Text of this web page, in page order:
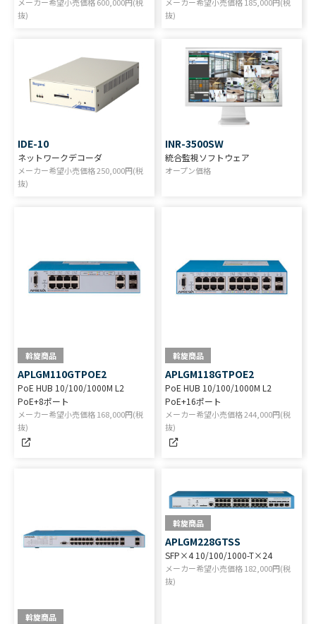
メーカー希望小売価格600,000円(税
抜)
メーカー希望小売価格185,000円(税
抜)
IDE-10
ネットワークデコーダ
メーカー希望小売価格250,000円(税
抜)
INR-3500SW
統合監視ソフトウェア
オープン価格
斡旋商品
APLGM110GTPOE2
PoE HUB 10/100/1000M L2
PoE+8ポート
メーカー希望小売価格168,000円(税
抜)
斡旋商品
APLGM118GTPOE2
PoE HUB 10/100/1000M L2
PoE+16ポート
メーカー希望小売価格244,000円(税
抜)
斡旋商品
斡旋商品
APLGM228GTSS
SFP×4 10/100/1000-T×24
メーカー希望小売価格182,000円(税
抜)